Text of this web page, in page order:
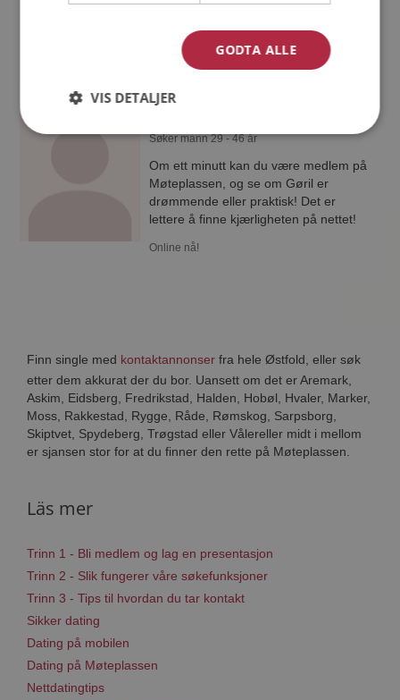
spennende fakta.
Gøril
Søker mann 29 - 46 år
Om ett minutt kan du være medlem på
Møteplassen, og se om Gøril er
drømmende eller praktisk! Det er
lettere å finne kjærligheten på nettet!
Online nå!
Finn single med kontaktannonser fra hele Østfold, eller søk
etter dem akkurat der du bor. Uansett om det er Aremark,
Askim, Eidsberg, Fredrikstad, Halden, Hobøl, Hvaler, Marker,
Moss, Rakkestad, Rygge, Råde, Rømskog, Sarpsborg,
Skiptvet, Spydeberg, Trøgstad eller Vålereller midt i mellom
er sjansen stor for at du finner den rette på Møteplassen.
Läs mer
Trinn 1 - Bli medlem og lag en presentasjon
Trinn 2 - Slik fungerer våre søkefunksjoner
Trinn 3 - Tips til hvordan du tar kontakt
Sikker dating
Dating på mobilen
Dating på Møteplassen
Nettdatingtips
GODTA ALLE
VIS DETALJER